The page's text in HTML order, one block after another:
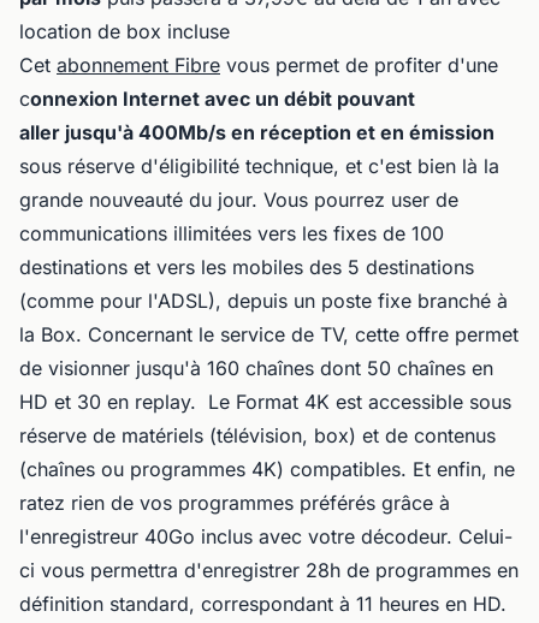
location de box incluse
Cet abonnement Fibre vous permet de profiter d'une
connexion Internet avec un débit pouvant
aller jusqu'à 400Mb/s en réception et en émission
sous réserve d'éligibilité technique, et c'est bien là la
grande nouveauté du jour. Vous pourrez user de
communications illimitées vers les fixes de 100
destinations et vers les mobiles des 5 destinations
(comme pour l'ADSL), depuis un poste fixe branché à
la Box. Concernant le service de TV, cette offre permet
de visionner jusqu'à 160 chaînes dont 50 chaînes en
HD et 30 en replay. Le Format 4K est accessible sous
réserve de matériels (télévision, box) et de contenus
(chaînes ou programmes 4K) compatibles. Et enfin, ne
ratez rien de vos programmes préférés grâce à
l'enregistreur 40Go inclus avec votre décodeur. Celui-
ci vous permettra d'enregistrer 28h de programmes en
définition standard, correspondant à 11 heures en HD.